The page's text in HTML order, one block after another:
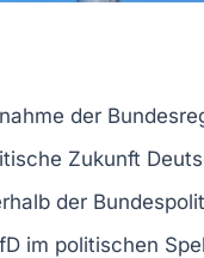
der
Zukunft
der
im politischen